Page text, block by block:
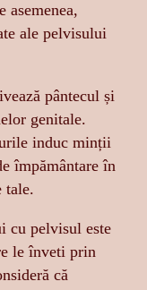
asemenea,
ale pelvisului
pântecul și
genitale.
induc minții
împământare în
tale.
cu pelvisul este
le înveti prin
că